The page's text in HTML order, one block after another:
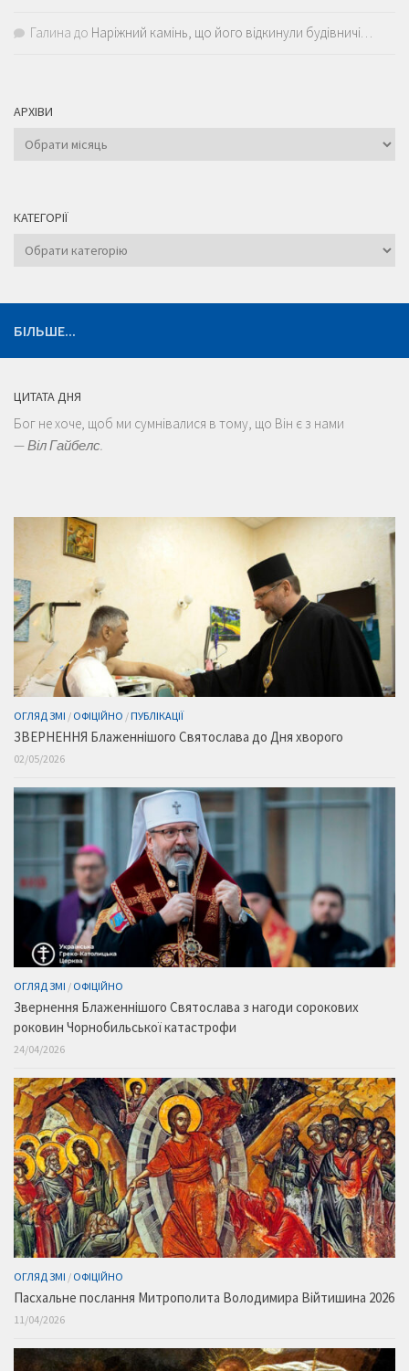
Галина до Наріжний камінь, що його відкинули будівничі…
АРХІВИ
Архіви
КАТЕГОРІЇ
Категорії
БІЛЬШЕ...
ЦИТАТА ДНЯ
Бог не хоче, щоб ми сумнівалися в тому, що Він є з нами
—Віл Гайбелс.
ОГЛЯД ЗМІ / ОФІЦІЙНО /ПУБЛІКАЦІЇ
ЗВЕРНЕННЯ Блаженнішого Святослава до Дня хворого
02/05/2026
ОГЛЯД ЗМІ / ОФІЦІЙНО
Звернення Блаженнішого Святослава з нагоди сорокових
роковин Чорнобильської катастрофи
24/04/2026
ОГЛЯД ЗМІ / ОФІЦІЙНО
Пасхальне послання Митрополита Володимира Війтишина 2026
11/04/2026